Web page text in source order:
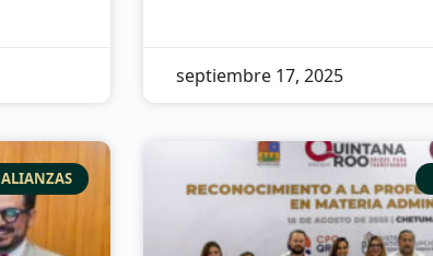
septiembre 17, 2025
ALIANZAS